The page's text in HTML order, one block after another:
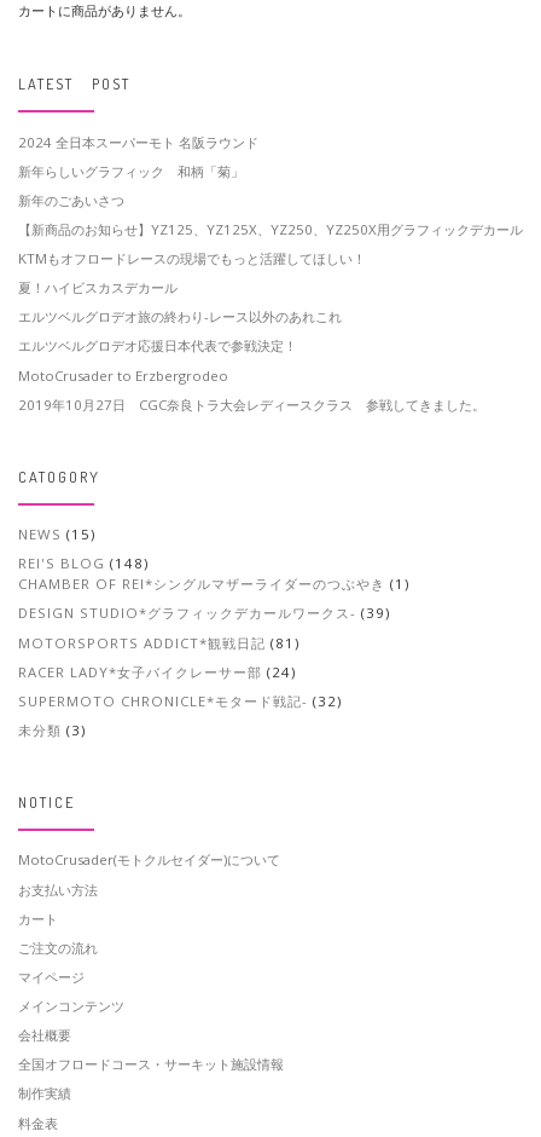
カートに商品がありません。
LATEST POST
2024 全日本スーパーモト 名阪ラウンド
新年らしいグラフィック 和柄「菊」
新年のごあいさつ
【新商品のお知らせ】YZ125、YZ125X、YZ250、YZ250X用グラフィックデカール
KTMもオフロードレースの現場でもっと活躍してほしい！
夏！ハイビスカスデカール
エルツベルグロデオ旅の終わり-レース以外のあれこれ
エルツベルグロデオ応援日本代表で参戦決定！
MotoCrusader to Erzbergrodeo
2019年10月27日 CGC奈良トラ大会レディースクラス 参戦してきました。
CATOGORY
NEWS (15)
REI'S BLOG (148)
CHAMBER OF REI*シングルマザーライダーのつぶやき (1)
DESIGN STUDIO*グラフィックデカールワークス- (39)
MOTORSPORTS ADDICT*観戦日記 (81)
RACER LADY*女子バイクレーサー部 (24)
SUPERMOTO CHRONICLE*モタード戦記- (32)
未分類 (3)
NOTICE
MotoCrusader(モトクルセイダー)について
お支払い方法
カート
ご注文の流れ
マイページ
メインコンテンツ
会社概要
全国オフロードコース・サーキット施設情報
制作実績
料金表